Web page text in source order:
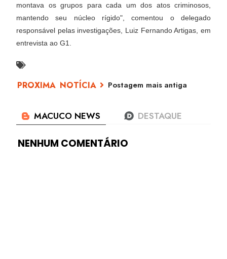
montava os grupos para cada um dos atos criminosos,
mantendo seu núcleo rígido", comentou o delegado
responsável pelas investigações, Luiz Fernando Artigas, em
entrevista ao G1.
Postagem mais antiga
NENHUM COMENTÁRIO